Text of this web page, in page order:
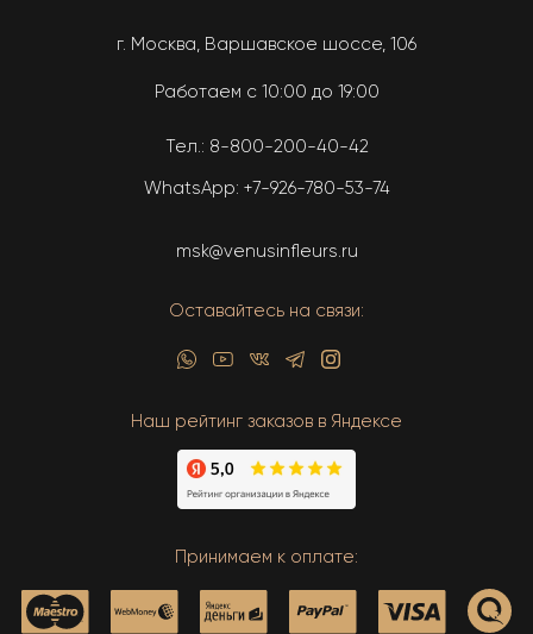
г. Москва, Варшавское шоссе, 106
Работаем с 10:00 до 19:00
Тел.: 8-800-200-40-42
WhatsApp: +7-926-780-53-74
msk@venusinfleurs.ru
Оставайтесь на связи:
Наш рейтинг заказов в Яндексе
Принимаем к оплате: